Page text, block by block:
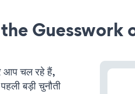
Guesswork
आप चल रहे हैं,
बड़ी चुनौती